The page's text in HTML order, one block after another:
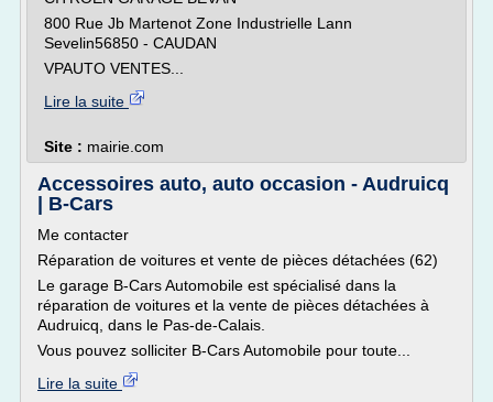
800 Rue Jb Martenot Zone Industrielle Lann
Sevelin56850 - CAUDAN
VPAUTO VENTES...
Lire la suite
Site : mairie.com
Accessoires auto, auto occasion - Audruicq
| B-Cars
Me contacter
Réparation de voitures et vente de pièces détachées (62)
Le garage B-Cars Automobile est spécialisé dans la
réparation de voitures et la vente de pièces détachées à
Audruicq, dans le Pas-de-Calais.
Vous pouvez solliciter B-Cars Automobile pour toute...
Lire la suite